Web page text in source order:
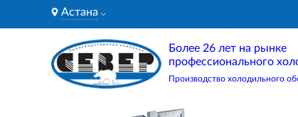
Астана
Более 26 лет на рынке
профессионального
Производство холодильного